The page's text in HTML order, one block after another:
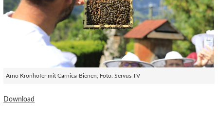
Arno Kronhofer mit Carnica-Bienen; Foto: Servus TV
Download